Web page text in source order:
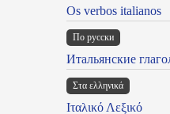
Os verbos italianos
По русски
Итальянские
Στα ελληνικά
Ιταλικό Λεξικό